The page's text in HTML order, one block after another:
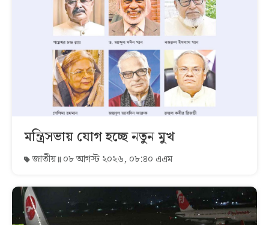
মন্ত্রিসভায় যোগ হচ্ছে নতুন মুখ
জাতীয় ০৮ আগস্ট ২০২৬, ০৮:৪০ এএম